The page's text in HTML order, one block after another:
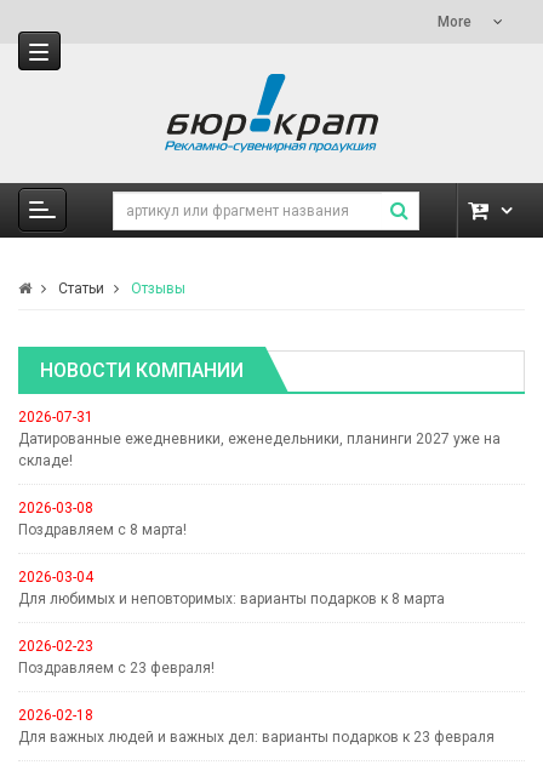
More
Статьи Отзывы
НОВОСТИ КОМПАНИИ
2026-07-31
Датированные ежедневники, еженедельники, планинги 2027 уже на
складе!
2026-03-08
Поздравляем с 8 марта!
2026-03-04
Для любимых и неповторимых: варианты подарков к 8 марта
2026-02-23
Поздравляем с 23 февраля!
2026-02-18
Для важных людей и важных дел: варианты подарков к 23 февраля